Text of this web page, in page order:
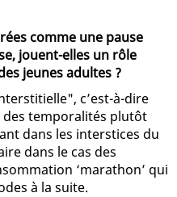
comme une pause
jouent-elles un rôle
jeunes adultes ?
c’est-à-dire
des temporalités plutôt
dans les interstices du
dans le cas des
‘marathon’ qui
à la suite.